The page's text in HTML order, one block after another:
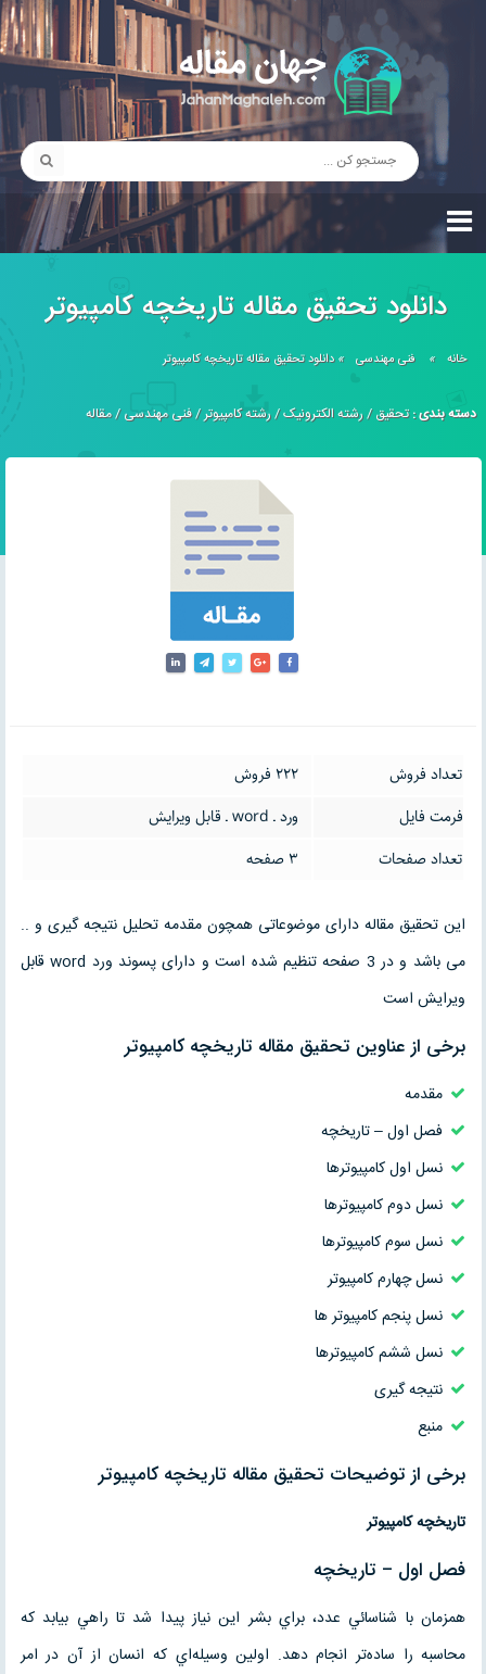
دانلود تحقیق مقاله تاریخچه کامپیوتر
خانه » فنی مهندسی »دانلود تحقیق مقاله تاریخچه کامپیوتر
دسته بندی :تحقیق/رشته الکترونیک/رشته کامپیوتر/فنی مهندسی/مقاله
تعداد فروش
222 فروش
فرمت فایل
ورد ـ word ـ قابل ویرایش
تعداد صفحات
3 صفحه
این تحقیق مقاله دارای موضوعاتی همچون مقدمه تحلیل نتیجه گیری و ..
می باشد و در 3 صفحه تنظیم شده است و دارای پسوند ورد word قابل
ویرایش است
برخی از عناوین تحقیق مقاله تاریخچه کامپیوتر
مقدمه
فصل اول – تاریخچه
نسل اول كامپيوترها
نسل دوم كامپيوترها
نسل سوم كامپيوترها
نسل چهارم كامپيوتر
نسل پنجم كامپيوتر ها
نسل ششم كامپيوترها
نتیجه گیری
منبع
برخی از توضیحات تحقیق مقاله تاریخچه کامپیوتر
تاريخچه كامپيوتر
فصل اول – تاریخچه
همزمان با شناسائي عدد، براي بشر اين نياز پيدا شد تا راهي بيابد كه
محاسبه را ساده‌تر انجام دهد. اولين وسيله‌اي كه انسان از آن در امر